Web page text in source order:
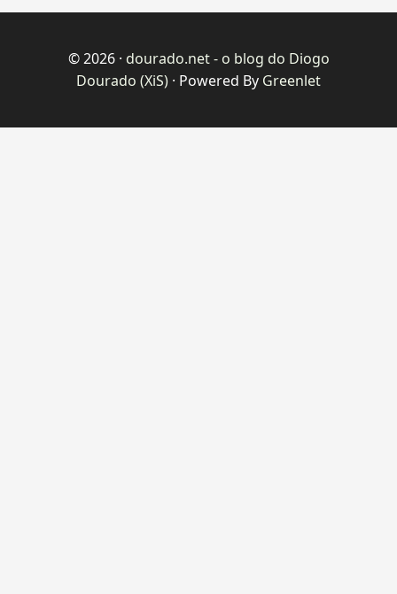
© 2026 · dourado.net - o blog do Diogo
Dourado (XiS) · Powered By Greenlet